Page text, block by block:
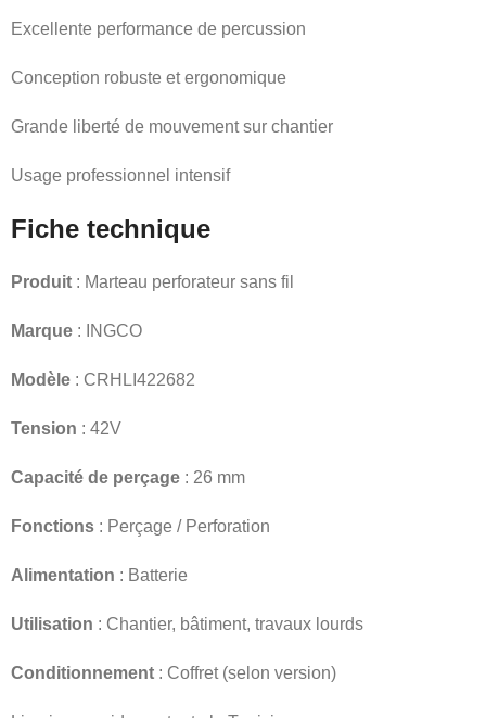
Excellente performance de percussion
Conception robuste et ergonomique
Grande liberté de mouvement sur chantier
Usage professionnel intensif
Fiche technique
Produit : Marteau perforateur sans fil
Marque : INGCO
Modèle : CRHLI422682
Tension : 42V
Capacité de perçage : 26 mm
Fonctions : Perçage / Perforation
Alimentation : Batterie
Utilisation : Chantier, bâtiment, travaux lourds
Conditionnement : Coffret (selon version)